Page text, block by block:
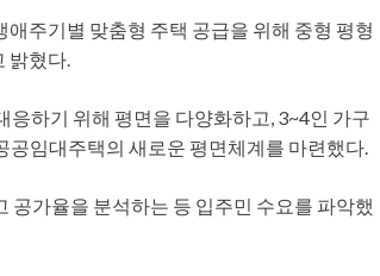
주기별 맞춤형 주택 공급을 위해 중형 평형
밝혔다.
응하기 위해 평면을 다양화하고, 3~4인 가구
공임대주택의 새로운 평면체계를 마련했다.
공가율을 분석하는 등 입주민 수요를 파악했